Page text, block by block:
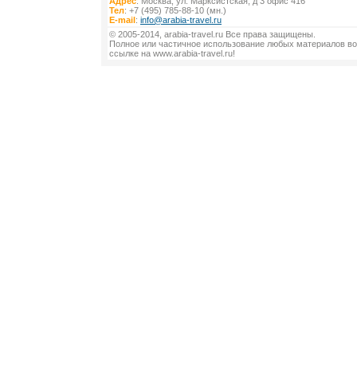
Тел: +7 (495) 785-88-10 (мн.)
E-mail: info@arabia-travel.ru
© 2005-2014, arabia-travel.ru Все права защищены.
Полное или частичное использование любых материалов
ссылке на www.arabia-travel.ru!